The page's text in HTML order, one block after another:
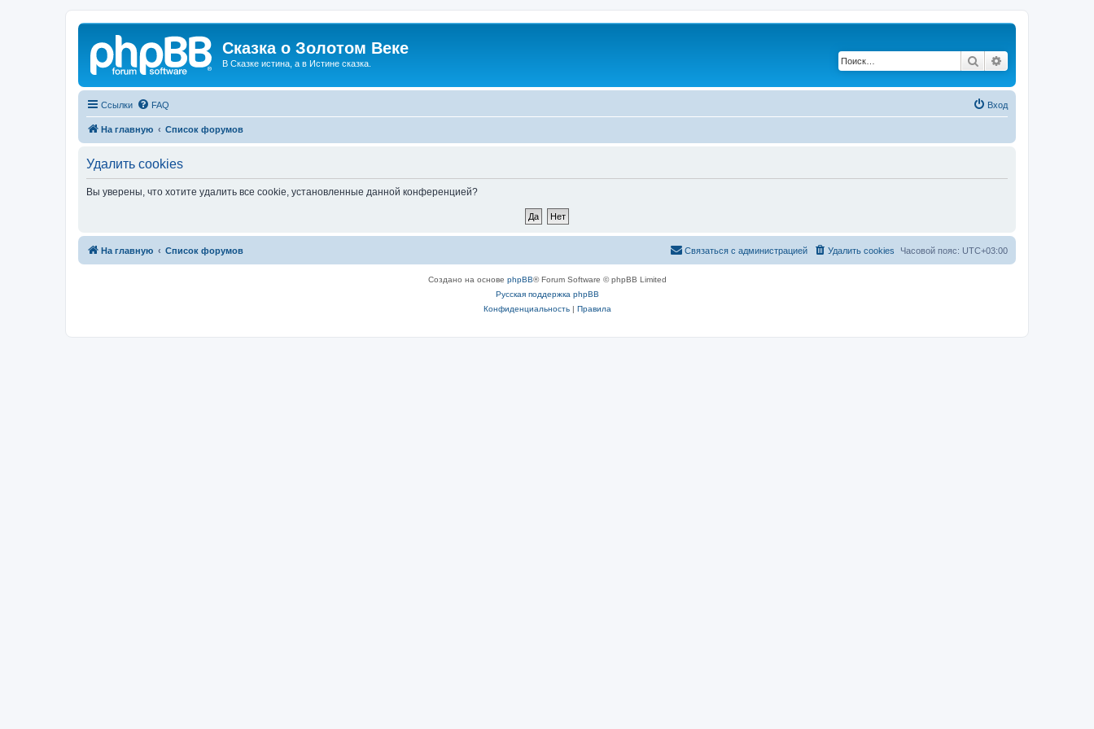
Сказка о Золотом Веке
В Сказке истина, а в Истине сказка. Поиск
Ссылки FAQ Вход
На главную Список форумов
Удалить cookies
Вы уверены, что хотите удалить все cookie, установленные данной конференцией?
На главную Список форумов Часовой пояс: UTC+03:00
Удалить cookies
Связаться с администрацией
Создано на основе phpBB® Forum Software © phpBB Limited
Русская поддержка phpBB
Конфиденциальность| Правила